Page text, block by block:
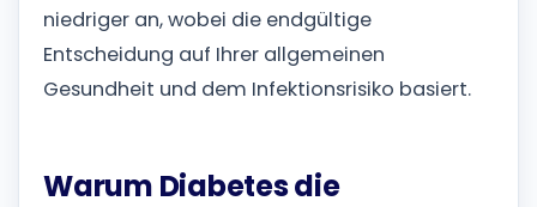
niedriger an, wobei die endgültige
Entscheidung auf Ihrer allgemeinen
Gesundheit und dem Infektionsrisiko basiert.
Warum Diabetes die